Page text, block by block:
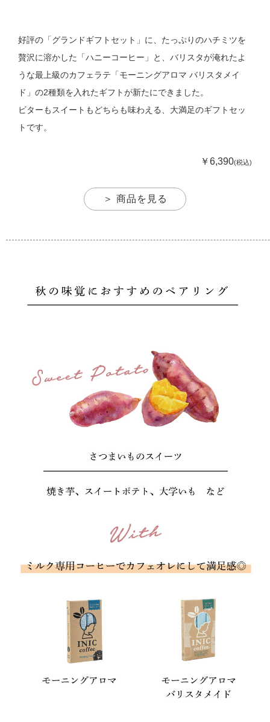
好評の「グランドギフトセット」に、たっぷりのハチミツを
贅沢に溶かした「ハニーコーヒー」と、バリスタが淹れたよ
うな最上級のカフェラテ「モーニングアロマ バリスタメイ
ド」の2種類を入れたギフトが新たにできました。
ビターもスイートもどちらも味わえる、大満足のギフトセッ
トです。
￥6,390(税込)
＞ 商品を見る